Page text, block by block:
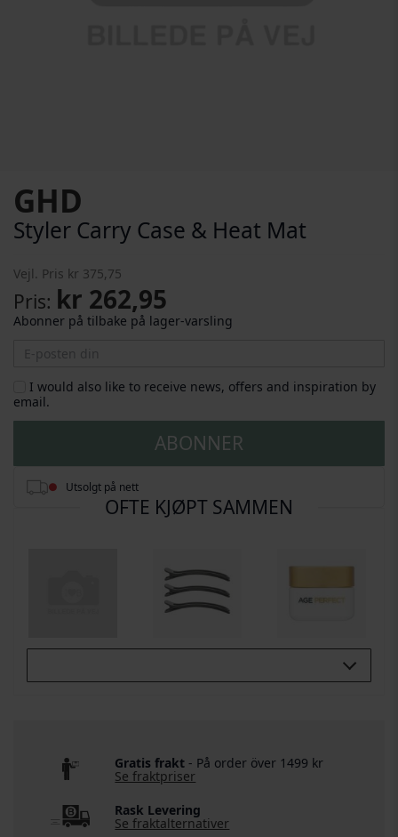
GHD
Styler Carry Case & Heat Mat
Vejl. Pris kr 375,75
Pris kr 262,95
Abonner på tilbake på lager-varsling
I would also like to receive news, offers and inspiration by
email.
ABONNER
Utsolgt på nett
OFTE KJØPT SAMMEN
Gratis frakt - På order över 1499 kr
Se fraktpriser
Rask Levering
Se fraktalternativer